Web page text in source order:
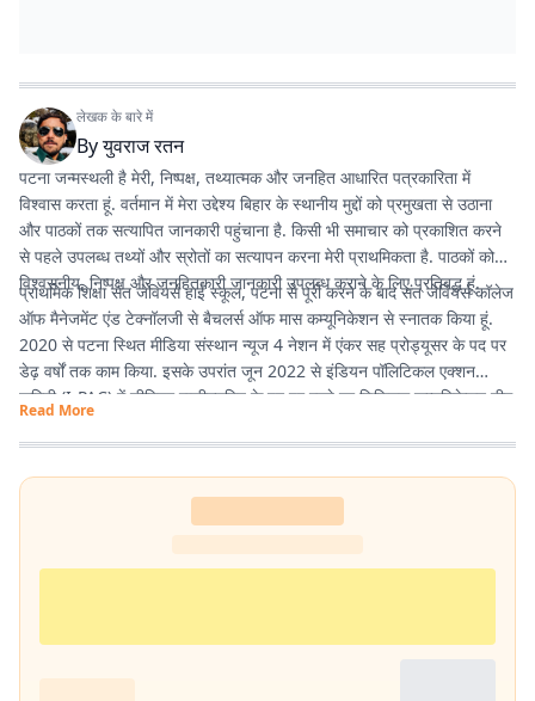
लेखक के बारे में
Byयुवराज रतन
पटना जन्मस्थली है मेरी, निष्पक्ष, तथ्यात्मक और जनहित आधारित पत्रकारिता में
विश्वास करता हूं. वर्तमान में मेरा उद्देश्य बिहार के स्थानीय मुद्दों को प्रमुखता से उठाना
और पाठकों तक सत्यापित जानकारी पहुंचाना है. किसी भी समाचार को प्रकाशित करने
से पहले उपलब्ध तथ्यों और स्रोतों का सत्यापन करना मेरी प्राथमिकता है. पाठकों को
विश्वसनीय, निष्पक्ष और जनहितकारी जानकारी उपलब्ध कराने के लिए प्रतिबद्ध हूं.
प्राथमिक शिक्षा संत जेवियर्स हाई स्कूल, पटना से पूरी करने के बाद संत जेवियर्स कॉलेज
ऑफ मैनेजमेंट एंड टेक्नॉलजी से बैचलर्स ऑफ मास कम्यूनिकेशन से स्नातक किया हूं.
2020 से पटना स्थित मीडिया संस्थान न्यूज 4 नेशन में एंकर सह प्रोड्यूसर के पद पर
डेढ़ वर्षों तक काम किया. इसके उपरांत जून 2022 से इंडियन पॉलिटिकल एक्शन
कमिटी (I-PAC) में सीनियर एग्जीक्यूटिव के पद पर रहते हुए डिजिटल कम्यूनिकेशन टीम
में कार्य करने का मौका मिला. वर्तमान में प्रभात खबर में कंटेंट राइटर के पद पर हूं इसके
माध्यम से नागरिकों के पास तथ्यात्मक और सही सूचनाएँ, खबर और अपडेट देने का कार्य
कर रहा हूं.
Read More